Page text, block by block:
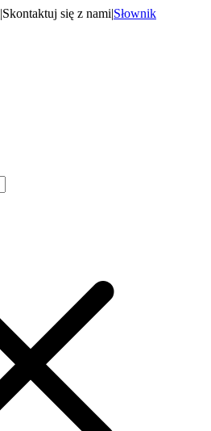
|Skontaktuj się z nami|Słownik